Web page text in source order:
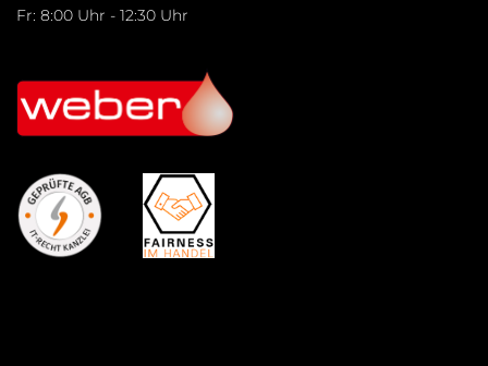
Fr: 8:00 Uhr - 12:30 Uhr